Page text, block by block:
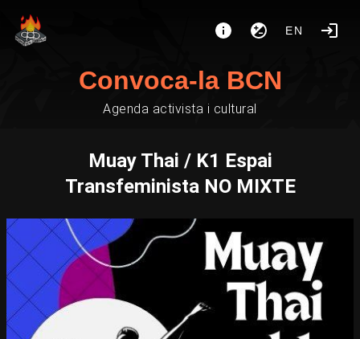
EN
Convoca-la BCN
Agenda activista i cultural
Muay Thai / K1 Espai
Transfeminista NO MIXTE